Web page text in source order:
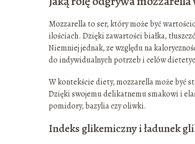
Mozzarella to ser, który może być
ilościach. Dzięki zawartości białka,
Niemniej jednak, ze względu na
do indywidualnych potrzeb i celów
W kontekście diety, mozzarella może być
Dzięki swojemu delikatnemu smakowi i
pomidory, bazylia czy oliwki.
Indeks glikemiczny i ładunek